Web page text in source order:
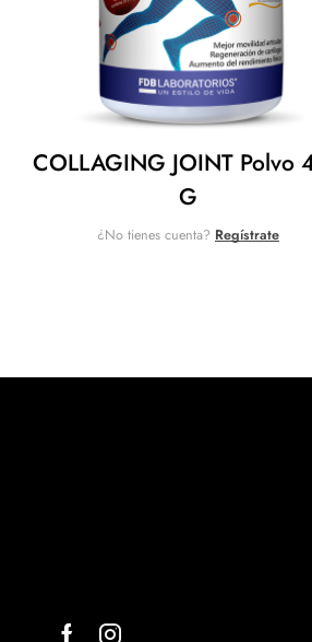
COLLAGING JOINT Polvo
G
¿No tienes cuenta? Regístrate